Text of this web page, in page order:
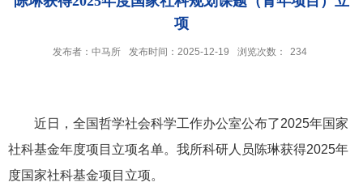
项
发布者：中马所 发布时间：2025-12-19 浏览次数： 234
近日，全国哲学社会科学工作办公室公布了2025年国家
社科基金年度项目立项名单。我所科研人员陈琳获得2025年
度国家社科基金项目立项。